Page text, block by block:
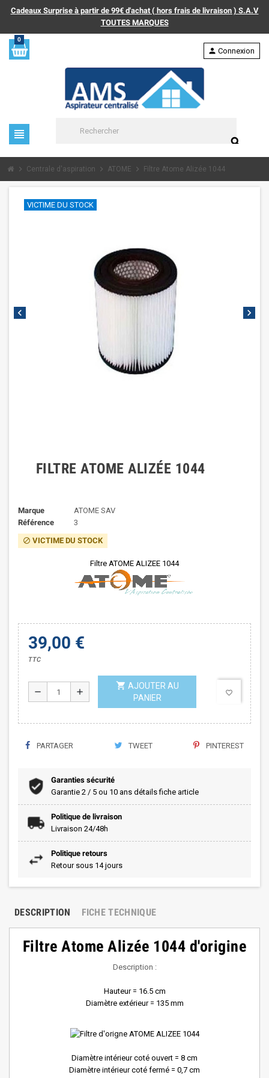
Cadeaux Surprise à partir de 99€ d'achat ( hors frais de livraison ) S.A.V
TOUTES MARQUES
0
view_headline
search
person Connexion
chevron_right Centrale d'aspiration chevron_right ATOME chevron_right Filtre Atome Alizée 1044
chevron_left chevron_right
VICTIME DU STOCK
FILTRE ATOME ALIZÉE 1044
Marque
ATOME SAV
Référence
3
block VICTIME DU STOCK
Filtre ATOME ALIZEE 1044
39,00 €
TTC
remove add
shopping_cart AJOUTER AU
PANIER
favorite_border
PARTAGER TWEET PINTEREST
Garanties sécurité
Garantie 2 / 5 ou 10 ans détails fiche article
Politique de livraison
Livraison 24/48h
Politique retours
Retour sous 14 jours
DESCRIPTION FICHE TECHNIQUE
Filtre Atome Alizée 1044 d'origine
Description :
Hauteur = 16.5 cm
Diamètre extérieur = 135 mm
Diamètre intérieur coté ouvert = 8 cm
Diamètre intérieur coté fermé = 0,7 cm